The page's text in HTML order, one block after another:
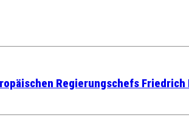
Regierungschefs Friedrich